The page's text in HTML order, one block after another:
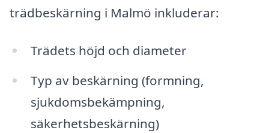
trädbeskärning i Malmö inkluderar:
Trädets höjd och diameter
Typ av beskärning (formning,
sjukdomsbekämpning,
säkerhetsbeskärning)